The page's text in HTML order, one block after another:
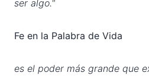
ser algo."
Fe en la Palabra de Vida
es el poder más grande que